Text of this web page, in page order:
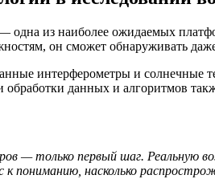
из наиболее ожидаемых
он сможет обнаруживать
интерферометры и
обработки данных и алгоритмов
— только первый шаг. Реальную
пониманию, насколько